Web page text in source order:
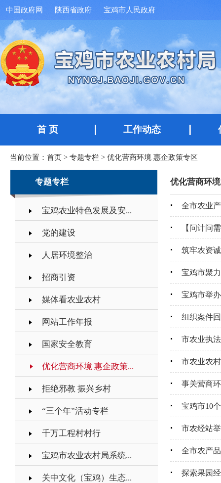
中国政府网 陕西省政府 宝鸡市人民政府
首 页 工作动态
当前位置： 首页 > 专题专栏 > 优化营商环境 惠企政策专区
专题专栏
宝鸡农业特色发展及安...
党的建设
人居环境整治
招商引资
媒体看农业农村
网站工作年报
国家安全教育
优化营商环境 惠企政策...
拒绝邪教 振兴乡村
“三个年”活动专栏
千万工程村村行
宝鸡市农业农村局系统...
关中文化（宝鸡）生态...
优化营商环
全市农业
【问计问
筑牢农资
宝鸡市聚
宝鸡市举
组织案件
市农业执
市农业农
事关营商
宝鸡市10
市农经站
全市农产
探索果园